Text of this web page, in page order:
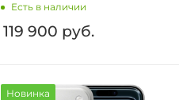
Есть в наличии
119 900 руб.
Новинка